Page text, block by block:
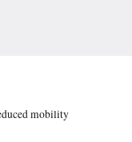
mobility